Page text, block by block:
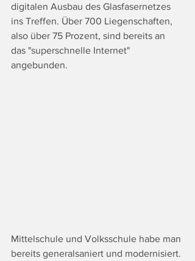
digitalen Ausbau des Glasfasernetzes
ins Treffen. Über 700 Liegenschaften,
also über 75 Prozent, sind bereits an
das "superschnelle Internet"
angebunden.
Mittelschule und Volksschule habe man
bereits generalsaniert und modernisiert.